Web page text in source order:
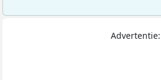
Advertentie: